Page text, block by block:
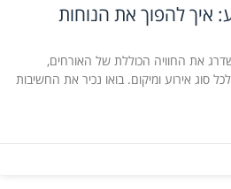
איך להפוך את הנוחות
את החוויה הכוללת של האורחים,
סוג אירוע ומיקום. בואו נכיר את החשיבות